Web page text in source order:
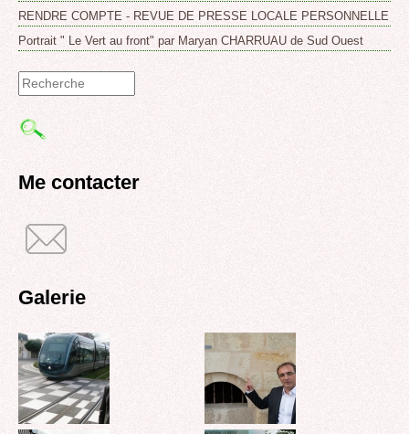
RENDRE COMPTE - REVUE DE PRESSE LOCALE PERSONNELLE
Portrait " Le Vert au front" par Maryan CHARRUAU de Sud Ouest
de
Me contacter
Galerie